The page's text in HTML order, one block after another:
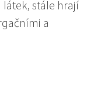
stále hrají
a